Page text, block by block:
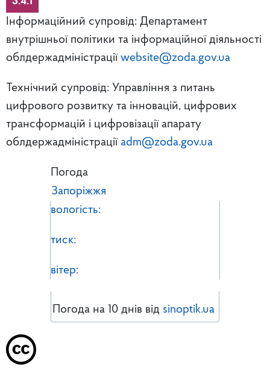
Інформаційний супровід: Департамент
внутрішньої політики та інформаційної діяльності
облдержадміністрації website@zoda.gov.ua
Технічний супровід: Управління з питань
цифрового розвитку та інновацій, цифрових
трансформацій і цифровізації апарату
облдержадміністрації adm@zoda.gov.ua
Погода
Запоріжжя
вологість:
тиск:
вітер:
Погода на 10 днів від sinoptik.ua